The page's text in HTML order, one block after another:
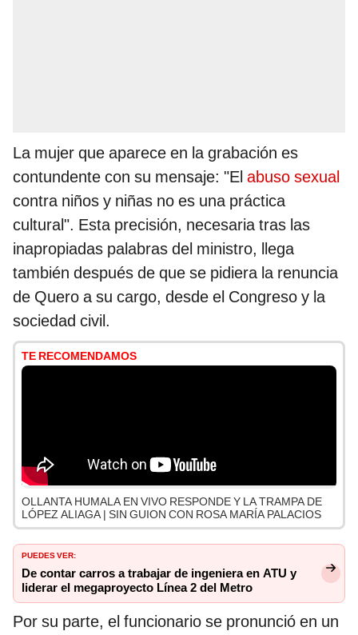
La mujer que aparece en la grabación es
contundente con su mensaje: "El abuso sexual
contra niños y niñas no es una práctica
cultural". Esta precisión, necesaria tras las
inapropiadas palabras del ministro, llega
también después de que se pidiera la renuncia
de Quero a su cargo, desde el Congreso y la
sociedad civil.
TE RECOMENDAMOS
OLLANTA HUMALA EN VIVO RESPONDE Y LA TRAMPA DE
LÓPEZ ALIAGA | SIN GUION CON ROSA MARÍA PALACIOS
PUEDES VER:
De contar carros a trabajar de ingeniera en ATU y
liderar el megaproyecto Línea 2 del Metro
Por su parte, el funcionario se pronunció en un